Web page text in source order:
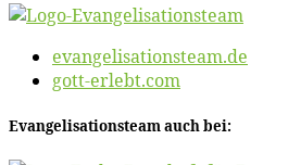
evangelisationsteam.de
gott-erlebt.com
Evan­ge­li­sa­ti­ons­team auch bei: